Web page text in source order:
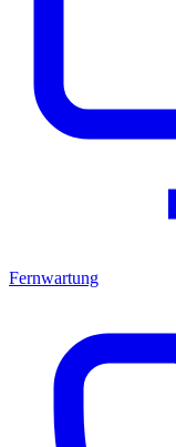
Fernwartung